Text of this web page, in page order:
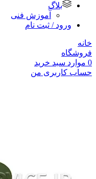
بلاگ
آموزش فنی
ورود / ثبت نام
خانه
فروشگاه
0 موارد سبد خرید
حساب کاربری من